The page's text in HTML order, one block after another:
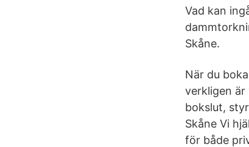
Vad kan
Skåne.
När du
verkligen är
bokslut,
Skåne Vi
för både